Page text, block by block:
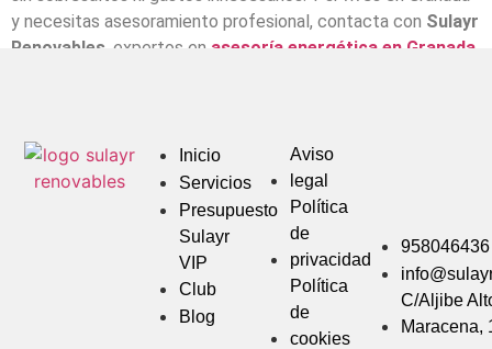
y necesitas asesoramiento profesional, contacta con Sulayr
Renovables , expertos en asesoría energética en Granada
Inicio
Servicios
Presupuesto
Sulayr
VIP
Club
Blog
Aviso
legal
Política
de
privacidad
Política
de
cookies
958046436
C/Aljibe
Maracena,